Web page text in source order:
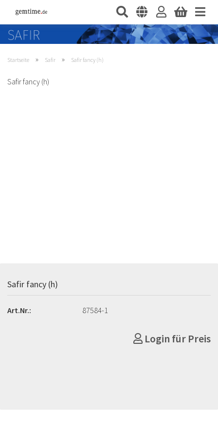
Startseite » Safir » Safir fancy (h)
Safir fancy (h)
Safir fancy (h)
Art.Nr.: 87584-1
Login für Preis